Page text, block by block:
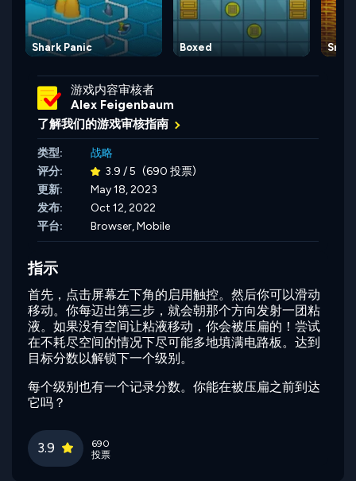
Shark Panic Boxed
游戏内容审核者
Alex Feigenbaum
了解我们的游戏审核指南
类型:
战略
评分:
3.9 / 5 (690 投票)
更新:
May 18, 2023
发布:
Oct 12, 2022
平台:
Browser, Mobile
指示
首先，点击屏幕左下角的启用触控。然后你可以滑动
移动。你每迈出第三步，就会朝那个方向发射一团粘
液。如果没有空间让粘液移动，你会被压扁的！尝试
在不耗尽空间的情况下尽可能多地填满电路板。达到
目标分数以解锁下一个级别。
每个级别也有一个记录分数。你能在被压扁之前到达
它吗？
3.9
690
投票